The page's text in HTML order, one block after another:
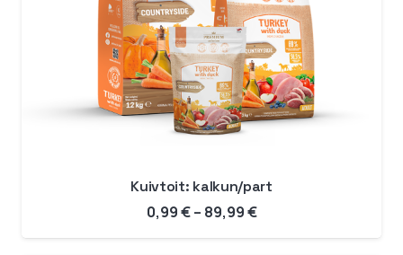
Kuivtoit: kalkun/part
0,99€ – 89,99€Hinnavahemik:
0,99 €